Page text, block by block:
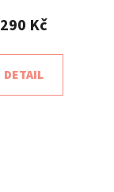
290 Kč
DETAIL